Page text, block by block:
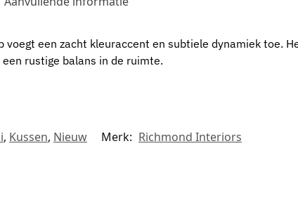
een zacht kleuraccent en subtiele dynamiek toe.
rustige balans in de ruimte.
, Kussen, Nieuw Merk: Richmond Interiors